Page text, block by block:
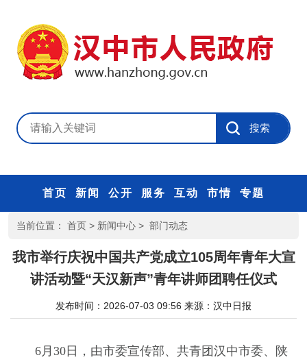
首页 新闻 公开 服务 互动 市情 专题
当前位置： 首页 > 新闻中心 > 部门动态
我市举行庆祝中国共产党成立105周年青年大宣
讲活动暨“天汉新声”青年讲师团聘任仪式
发布时间：2026-07-03 09:56 来源： 汉中日报
6月30日，由市委宣传部、共青团汉中市委、陕